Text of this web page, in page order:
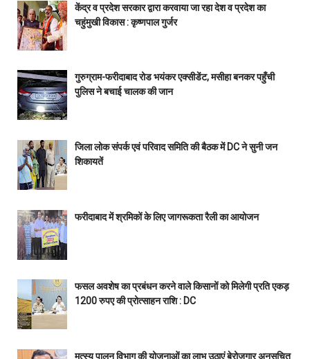
केंद्र व प्रदेश सरकार द्वारा करवाया जा रहा देश व प्रदेश का
चहुंमुखी विकास : कृष्णपाल गुर्जर
गुरुग्राम-फरीदाबाद रोड भयंकर एक्सीडेंट, मसीहा बनकर पहुँची
पुलिस ने बचाई चालक की जान
जिला लोक संपर्क एवं परिवाद समिति की बैठक में DC ने सुनी जन
शिकायतें
फरीदाबाद में श्रमिकों के लिए जागरूकता रैली का आयोजन
फसल अवशेष का प्रबंधन करने वाले किसानों को मिलेगी प्रति एकड़
1200 रुपए की प्रोत्साहन राशि : DC
मत्स्य पालन विभाग की योजनाओं का लाभ उठाएं बेरोजगार अनुसूचित